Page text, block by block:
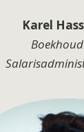
Karel